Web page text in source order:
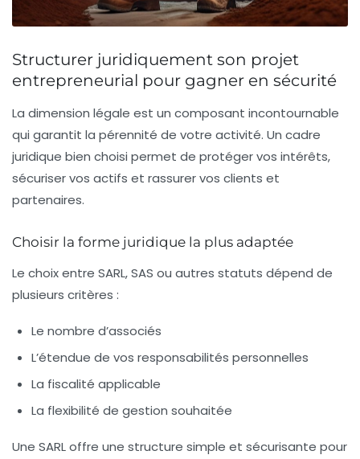
Structurer juridiquement son projet
entrepreneurial pour gagner en sécurité
La dimension légale est un composant incontournable
qui garantit la pérennité de votre activité. Un cadre
juridique bien choisi permet de protéger vos intérêts,
sécuriser vos actifs et rassurer vos clients et
partenaires.
Choisir la forme juridique la plus adaptée
Le choix entre SARL, SAS ou autres statuts dépend de
plusieurs critères :
Le nombre d’associés
L’étendue de vos responsabilités personnelles
La fiscalité applicable
La flexibilité de gestion souhaitée
Une SARL offre une structure simple et sécurisante pour